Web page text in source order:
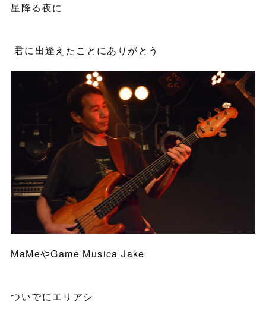
星降る夜に
君に出逢えたことにありがとう
MaMeやGame Musica Jake
ついでにエリアシ